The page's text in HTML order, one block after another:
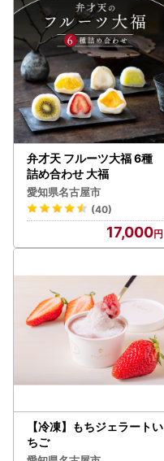
弁才天 フルーツ大福 6種
詰め合わせ 大福
愛知県名古屋市
(40)
17,000
【冷凍】もちジェラートい
ちご